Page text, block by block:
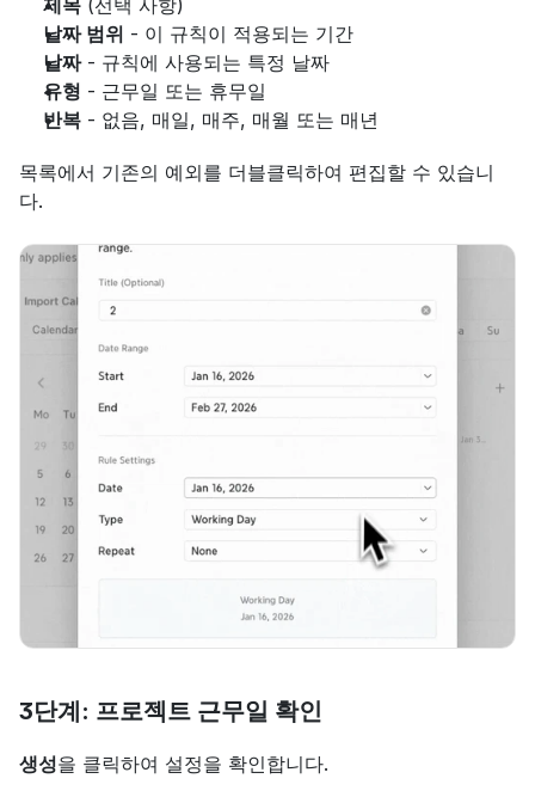
제목 (선택 사항)
날짜 범위 - 이 규칙이 적용되는 기간
날짜 - 규칙에 사용되는 특정 날짜
유형 - 근무일 또는 휴무일
반복 - 없음, 매일, 매주, 매월 또는 매년
목록에서 기존의 예외를 더블클릭하여 편집할 수 있습니
다.
3단계: 프로젝트 근무일 확인
생성을 클릭하여 설정을 확인합니다.